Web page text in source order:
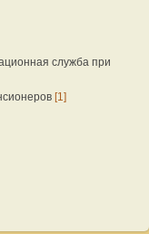
служба при
[1]